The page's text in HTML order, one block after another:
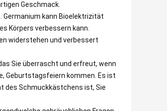
Geschmack.
Germanium kann Bioelektrizität
Körpers verbessern kann.
widerstehen und verbessert
Sie überrascht und erfreut, wenn
Geburtstagsfeiern kommen. Es ist
des Schmuckkästchens ist, Sie